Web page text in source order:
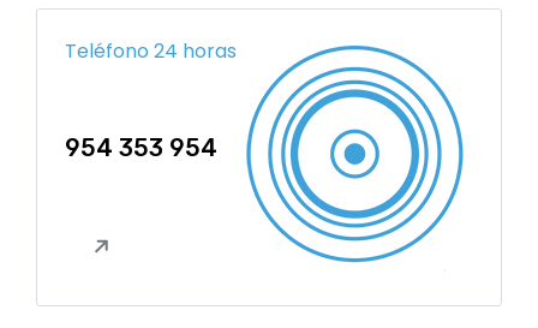
Teléfono 24 horas
954 353 954